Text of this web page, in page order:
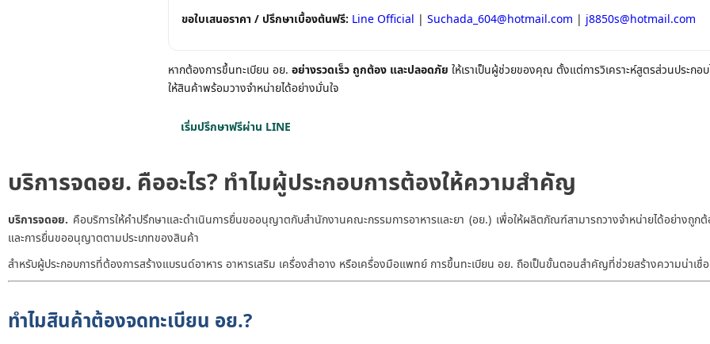
ขอใบเสนอราคา / ปรึกษาเบื้องต้นฟรี: Line Official | Suchada_604@hotmail.com | j8850s@hotmail.com
หากต้องการขึ้นทะเบียน อย. อย่างรวดเร็ว ถูกต้อง และปลอดภัย ให้เราเป็นผู้ช่วยของคุณ ตั้งแต่การวิเคราะห์สูตรส่วนประก
ให้สินค้าพร้อมวางจำหน่ายได้อย่างมั่นใจ
เริ่มปรึกษาฟรีผ่าน LINE
บริการจดอย. คืออะไร? ทำไมผู้ประกอบการต้องให้ความสำคัญ
บริการจดอย. คือบริการให้คำปรึกษาและดำเนินการยื่นขออนุญาตกับสำนักงานคณะกรรมการอาหารและยา (อย.) เพื่อให้ผลิตภัณฑ์สามารถวางจำหน่ายได้อย่าง
และการยื่นขออนุญาตตามประเภทของสินค้า
สำหรับผู้ประกอบการที่ต้องการสร้างแบรนด์อาหาร อาหารเสริม เครื่องสำอาง หรือเครื่องมือแพทย์ การขึ้นทะเบียน อย. ถือเป็นขั้นตอนสำคัญที่ช่วยสร้างความน่าเ
ทำไมสินค้าต้องจดทะเบียน อย.?